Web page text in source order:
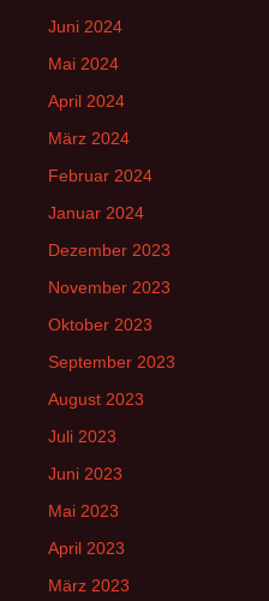
Juni 2024
Mai 2024
April 2024
März 2024
Februar 2024
Januar 2024
Dezember 2023
November 2023
Oktober 2023
September 2023
August 2023
Juli 2023
Juni 2023
Mai 2023
April 2023
März 2023